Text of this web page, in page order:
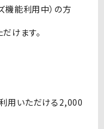
機能利用中）の方
けます。
用いただける2,000